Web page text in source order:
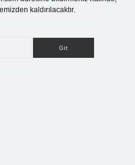
kaldırılacaktır.